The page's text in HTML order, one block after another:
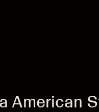
American